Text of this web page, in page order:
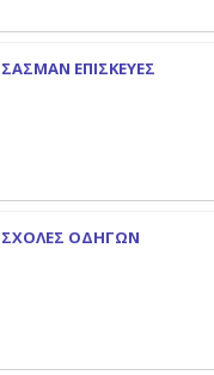
ΣΑΣΜΑΝ ΕΠΙΣΚΕΥΕΣ
ΣΧΟΛΕΣ ΟΔΗΓΩΝ